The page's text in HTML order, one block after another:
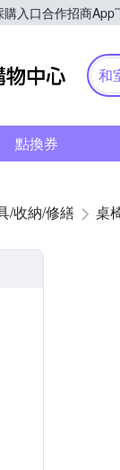
入口合作招商App
Yahoo
和
點換券
/收納/修繕 桌